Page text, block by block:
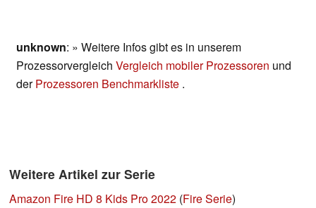
unknown: » Weitere Infos gibt es in unserem
Prozessorvergleich Vergleich mobiler Prozessoren und
derProzessoren Benchmarkliste .
Weitere Artikel zur Serie
Amazon Fire HD 8 Kids Pro 2022 (Fire Serie)